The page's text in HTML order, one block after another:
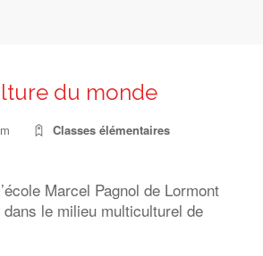
du monde
Classes élémentaires
Marcel Pagnol de Lormont
le milieu multiculturel de